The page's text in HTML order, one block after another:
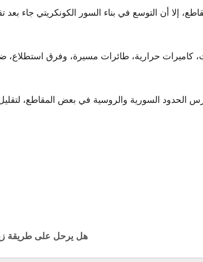
أن التوسع في بناء السور الكونكريتي جاء بعد
كاميرات حرارية، طائرات مسيرة، وفرق
السورية والروسية في بعض المقاطع،
هل يرحل على طريقة